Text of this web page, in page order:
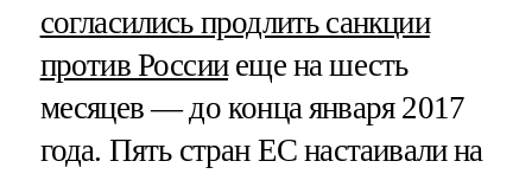
согласились продлить санкции
против Россииеще на шесть
месяцев — до конца января 2017
года. Пять стран ЕС настаивали на